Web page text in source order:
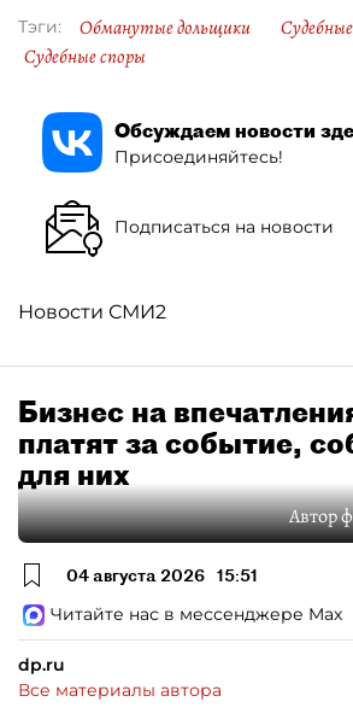
Тэги: Обманутые дольщики
Судебные споры
Обсуждаем новости
Присоединяйтесь!
Подписаться на новости
Новости СМИ2
Бизнес на
платят за событие,
для них
Автор
04 августа 2026 15:51
Читайте нас в мессенджере Max
dp.ru
Все материалы автора